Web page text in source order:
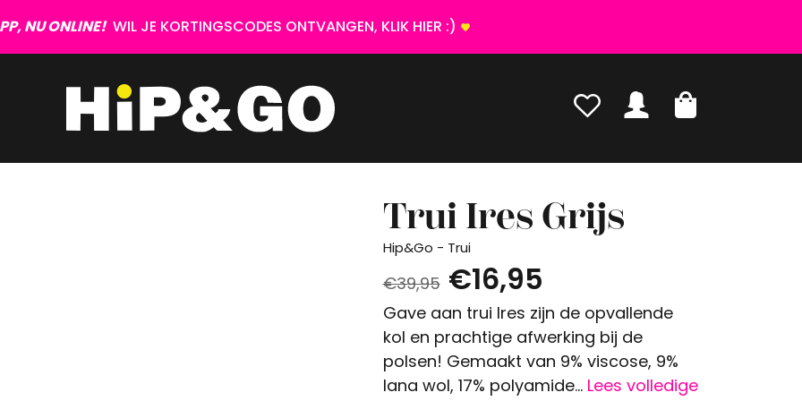
NU ONLINE! WIL JE KORTINGSCODES ONTVANGEN, KLIK HIER :)
Trui Ires Grijs
Hip&Go - Trui
€39,95 €16,95
Gave aan trui Ires zijn de opvallende
kol en prachtige afwerking bij de
polsen! Gemaakt van 9% viscose, 9%
lana wol, 17% polyamide... Lees volledige